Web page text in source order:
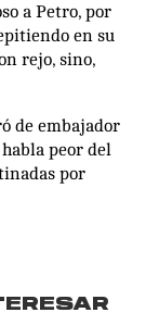
a Petro, por
en su
rejo, sino,
de embajador
peor del
por